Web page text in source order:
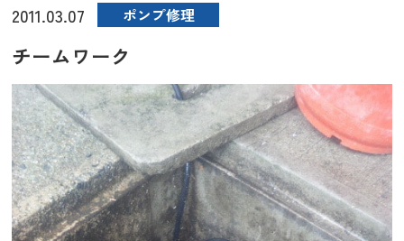
2011.03.07 ポンプ修理
チームワーク